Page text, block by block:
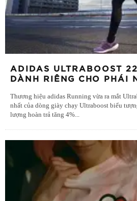
ADIDAS ULTRABOOST
DÀNH RIÊNG CHO PHÁI
Thương hiệu adidas Running vừa ra mắt
nhất của dòng giày chạy Ultraboost biểu
lượng hoàn trả tăng 4%